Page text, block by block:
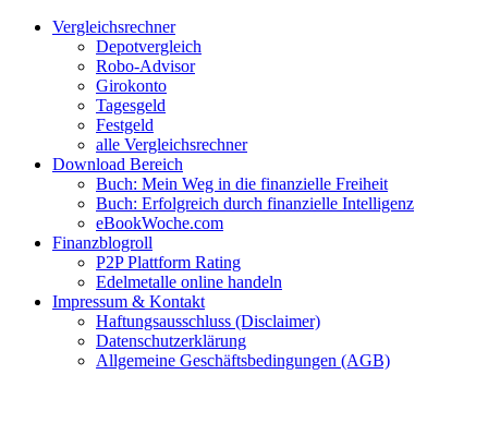
Zum
Facebook
Twitter
Instagram
Pinterest
YouTubeVergleichsrechner
Depotvergleich
Robo-Advisor
Girokonto
Tagesgeld
Festgeld
alle Vergleichsrechner
Download Bereich
Buch: Mein Weg in die finanzielle Freiheit
Buch: Erfolgreich durch finanzielle Intelligenz
eBookWoche.com
Finanzblogroll
P2P Plattform Rating
Edelmetalle online handeln
Impressum & Kontakt
Haftungsausschluss (Disclaimer)
Datenschutzerklärung
Allgemeine Geschäftsbedingungen (AGB)